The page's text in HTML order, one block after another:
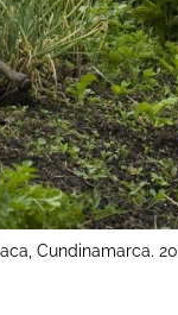
Cundinamarca.